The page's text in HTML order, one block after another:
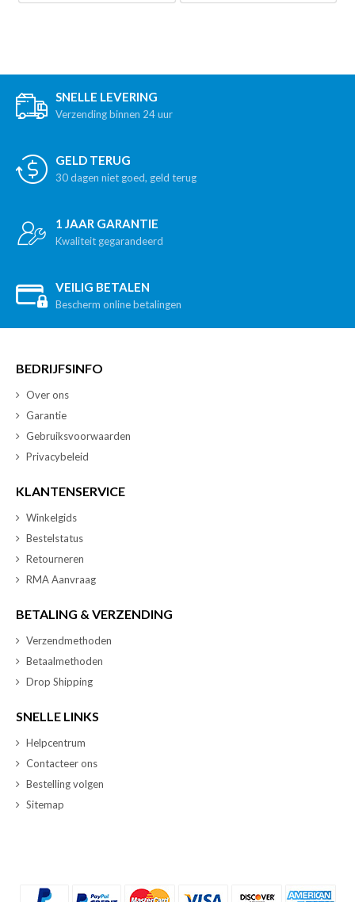
SNELLE LEVERING
Verzending binnen 24 uur
GELD TERUG
30 dagen niet goed, geld terug
1 JAAR GARANTIE
Kwaliteit gegarandeerd
VEILIG BETALEN
Bescherm online betalingen
BEDRIJFSINFO
Over ons
Garantie
Gebruiksvoorwaarden
Privacybeleid
KLANTENSERVICE
Winkelgids
Bestelstatus
Retourneren
RMA Aanvraag
BETALING & VERZENDING
Verzendmethoden
Betaalmethoden
Drop Shipping
SNELLE LINKS
Helpcentrum
Contacteer ons
Bestelling volgen
Sitemap